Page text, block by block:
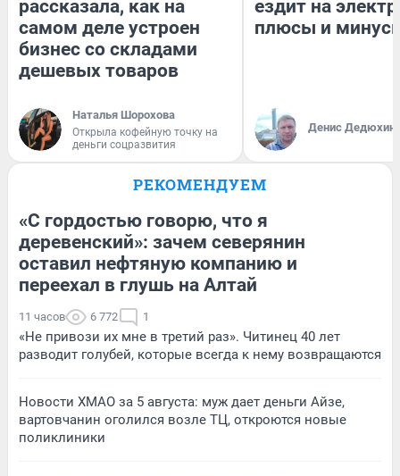
рассказала, как на
самом деле устроен
бизнес со складами
дешевых товаров
Наталья Шорохова
Открыла кофейную точку на
деньги соцразвития
ездит на
плюсы и
Денис Дедюхин
РЕКОМЕНДУЕМ
«С гордостью говорю, что я
деревенский»: зачем северянин
оставил нефтяную компанию и
переехал в глушь на Алтай
11 часов 6 772 1
«Не привози их мне в третий раз». Читинец 40 лет
разводит голубей, которые всегда к нему возвращаются
Новости ХМАО за 5 августа: муж дает деньги Айзе,
вартовчанин оголился возле ТЦ, откроются новые
поликлиники